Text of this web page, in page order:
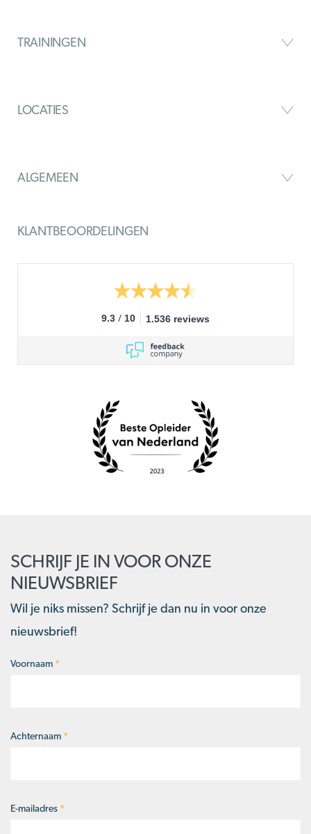
TRAININGEN
LOCATIES
ALGEMEEN
KLANTBEOORDELINGEN
9.3 / 10 1.536 reviews
SCHRIJF JE IN VOOR ONZE
NIEUWSBRIEF
Wil je niks missen? Schrijf je dan nu in voor onze
nieuwsbrief!
Naam*
Voornaam *
Achternaam *
E-mailadres *